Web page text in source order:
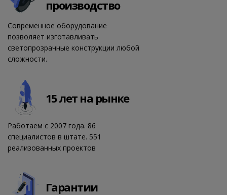
производство
Современное оборудование
позволяет изготавливать
светопрозрачные конструкции любой
сложности.
15 лет на рынке
Работаем с 2007 года. 86
специалистов в штате. 551
реализованных проектов
Гарантии